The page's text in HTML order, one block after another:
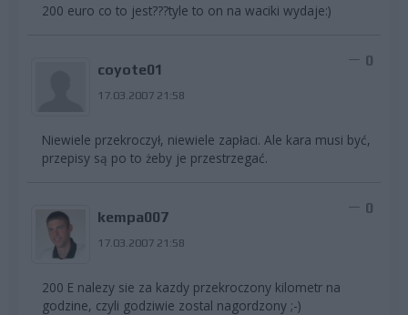
200 euro co to jest???tyle to on na waciki wydaje:)
coyote01
17.03.2007 21:58
0
Niewiele przekroczył, niewiele zapłaci. Ale kara musi być,
przepisy są po to żeby je przestrzegać.
kempa007
17.03.2007 21:58
0
200 E nalezy sie za kazdy przekroczony kilometr na
godzine, czyli godziwie zostal nagordzony ;-)